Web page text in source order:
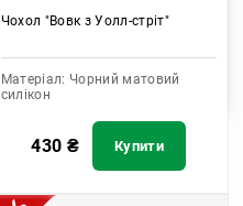
Чохол "Вовк з Уолл-стріт"
Матеріал: Чорний матовий
силікон
430 ₴ Купити